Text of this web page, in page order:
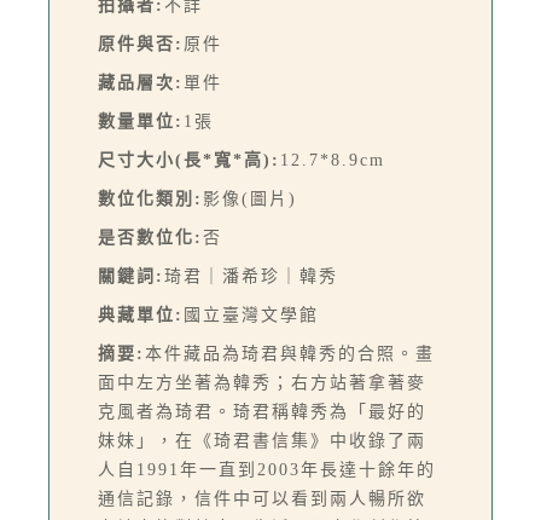
拍攝者: 不詳
原件與否: 原件
藏品層次: 單件
數量單位: 1張
尺寸大小(長*寬*高): 12.7*8.9cm
數位化類別: 影像(圖片)
是否數位化: 否
關鍵詞: 琦君｜潘希珍｜韓秀
典藏單位: 國立臺灣文學館
摘要: 本件藏品為琦君與韓秀的合照。畫
面中左方坐著為韓秀；右方站著拿著麥
克風者為琦君。琦君稱韓秀為「最好的
妹妹」，在《琦君書信集》中收錄了兩
人自1991年一直到2003年長達十餘年的
通信記錄，信件中可以看到兩人暢所欲